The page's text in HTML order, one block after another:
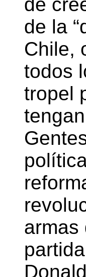
de la
Chile,
todos
tropel
armas